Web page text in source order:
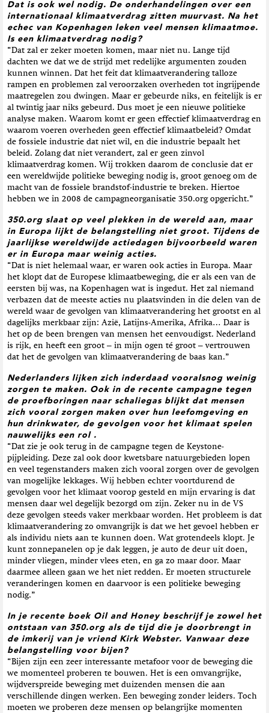
Dat is ook wel nodig. De onderhandelingen over een
internationaal klimaatverdrag zitten muurvast. Na het
echec van Kopenhagen leken veel mensen klimaatmoe.
Is een klimaatverdrag nodig?
“Dat zal er zeker moeten komen, maar niet nu. Lange tijd
dachten we dat we de strijd met redelijke argumenten zouden
kunnen winnen. Dat het feit dat klimaatverandering talloze
rampen en problemen zal veroorzaken overheden tot ingrijpende
maatregelen zou dwingen. Maar er gebeurde niks, en feitelijk is er
al twintig jaar niks gebeurd. Dus moet je een nieuwe politieke
analyse maken. Waarom komt er geen effectief klimaatverdrag en
waarom voeren overheden geen effectief klimaatbeleid? Omdat
de fossiele industrie dat niet wil, en die industrie bepaalt het
beleid. Zolang dat niet verandert, zal er geen zinvol
klimaatverdrag komen. Wij trokken daarom de conclusie dat er
een wereldwijde politieke beweging nodig is, groot genoeg om de
macht van de fossiele brandstof-industrie te breken. Hiertoe
hebben we in 2008 de campagneorganisatie 350.org opgericht.”
350.org slaat op veel plekken in de wereld aan, maar
in Europa lijkt de belangstelling niet groot. Tijdens de
jaarlijkse wereldwijde actiedagen bijvoorbeeld waren
er in Europa maar weinig acties.
“Dat is niet helemaal waar, er waren ook acties in Europa. Maar
het klopt dat de Europese klimaatbeweging, die er als een van de
eersten bij was, na Kopenhagen wat is ingedut. Het zal niemand
verbazen dat de meeste acties nu plaatsvinden in die delen van de
wereld waar de gevolgen van klimaatverandering het grootst en al
dagelijks merkbaar zijn: Azië, Latijns-Amerika, Afrika… Daar is
het op de been brengen van mensen het eenvoudigst. Nederland
is rijk, en heeft een groot – in mijn ogen té groot – vertrouwen
dat het de gevolgen van klimaatverandering de baas kan.”
Nederlanders lijken zich inderdaad vooralsnog weinig
zorgen te maken. Ook in de recente campagne tegen
de proefboringen naar schaliegas blijkt dat mensen
zich vooral zorgen maken over hun leefomgeving en
hun drinkwater, de gevolgen voor het klimaat spelen
nauwelijks een rol .
“Dat zie je ook terug in de campagne tegen de Keystone-
pijpleiding. Deze zal ook door kwetsbare natuurgebieden lopen
en veel tegenstanders maken zich vooral zorgen over de gevolgen
van mogelijke lekkages. Wij hebben echter voortdurend de
gevolgen voor het klimaat voorop gesteld en mijn ervaring is dat
mensen daar wel degelijk bezorgd om zijn. Zeker nu in de VS
deze gevolgen steeds vaker merkbaar worden. Het probleem is dat
klimaatverandering zo omvangrijk is dat we het gevoel hebben er
als individu niets aan te kunnen doen. Wat grotendeels klopt. Je
kunt zonnepanelen op je dak leggen, je auto de deur uit doen,
minder vliegen, minder vlees eten, en ga zo maar door. Maar
daarmee alleen gaan we het niet redden. Er moeten structurele
veranderingen komen en daarvoor is een politieke beweging
nodig.”
In je recente boek Oil and Honey beschrijf je zowel het
ontstaan van 350.org als de tijd die je doorbrengt in
de imkerij van je vriend Kirk Webster. Vanwaar deze
belangstelling voor bijen?
“Bijen zijn een zeer interessante metafoor voor de beweging die
we momenteel proberen te bouwen. Het is een omvangrijke,
wijdverspreide beweging met duizenden mensen die aan
verschillende dingen werken. Een beweging zonder leiders. Toch
moeten we proberen deze mensen op belangrijke momenten